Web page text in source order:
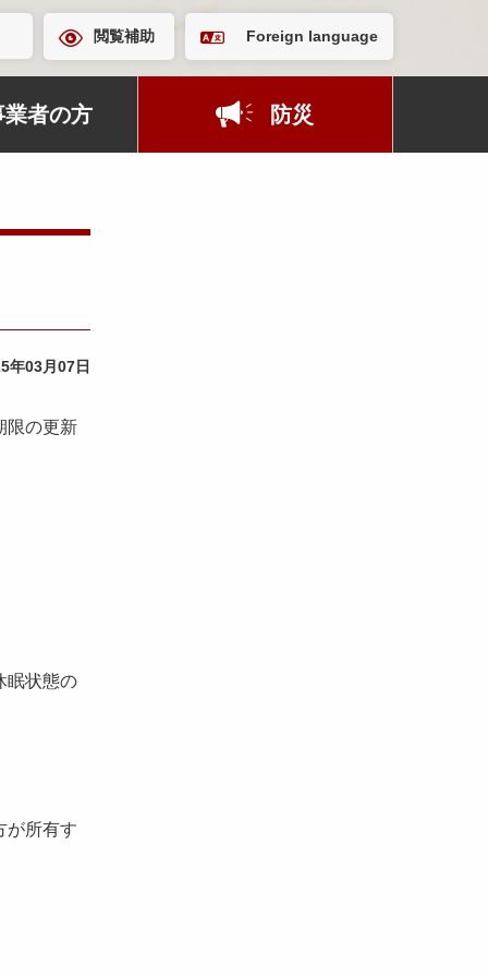
閲覧補助 Foreign language
業者の方 防災
年03月07日
限の更新
眠状態の
が所有す